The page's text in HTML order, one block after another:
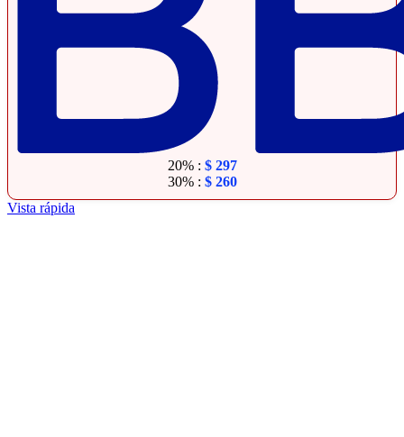
20% : $297
30% : $260
Vista rápida